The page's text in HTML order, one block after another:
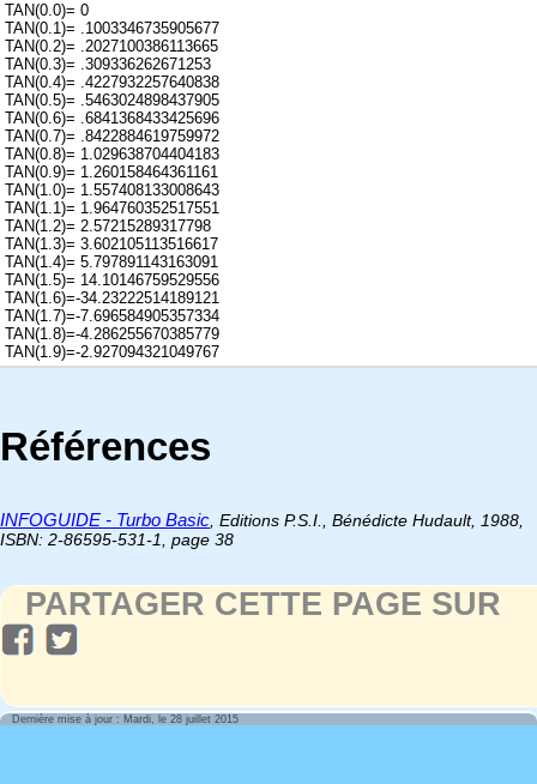
TAN(0.0)= 0
TAN(0.1)= .1003346735905677
TAN(0.2)= .2027100386113665
TAN(0.3)= .309336262671253
TAN(0.4)= .4227932257640838
TAN(0.5)= .5463024898437905
TAN(0.6)= .6841368433425696
TAN(0.7)= .8422884619759972
TAN(0.8)= 1.029638704404183
TAN(0.9)= 1.260158464361161
TAN(1.0)= 1.557408133008643
TAN(1.1)= 1.964760352517551
TAN(1.2)= 2.57215289317798
TAN(1.3)= 3.602105113516617
TAN(1.4)= 5.797891143163091
TAN(1.5)= 14.10146759529556
TAN(1.6)=-34.23222514189121
TAN(1.7)=-7.696584905357334
TAN(1.8)=-4.286255670385779
TAN(1.9)=-2.927094321049767
Références
INFOGUIDE - Turbo Basic , Editions P.S.I., Bénédicte Hudault, 1988,
ISBN: 2-86595-531-1, page 38
PARTAGER CETTE PAGE SUR
Dernière mise à jour : Mardi, le 28 juillet 2015